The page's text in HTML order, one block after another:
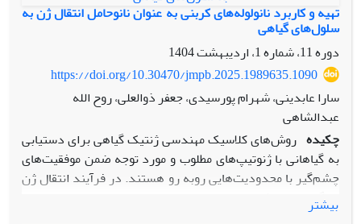
تهیه و کاربرد نانولوله‌های کربنی به عنوان نانوحامل انتقال ژن به
سلول‌های گیاهی
دوره 11، شماره 1، اردیبهشت 1404
https://doi.org/10.30470/jmpb.2025.1989635.1090
سارا عابدینی، شهرام پورسیدی، جعفر ذوالعلی، روح الله
عبدالشاهی
چکیده روش‌های کلاسیک مهندسی ژنتیک گیاهی برای دستیابی
به گیاهانی با ژنوتیپ‌های مطلوب و مورد توجه ضمن موفقیت‌های
چشم‌گیر با محدودیت‌هایی روبه رو هستند. در فرآیند انتقال ژن
به گیاهان، مولکول‌های زیستی باید با عبور از دیواره سلولی سخت
و چند لایه گیاه به هسته سلول گیاهی انتقال داده شوند. در
بیشتر